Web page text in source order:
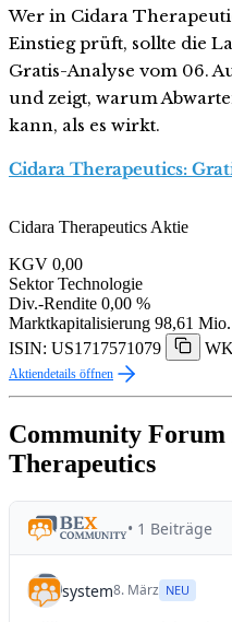
Wer in Cidara
Einstieg prüft, sollte die
Gratis-Analyse vom 06.
und zeigt, warum
kann, als es wirkt.
Cidara Therapeutics:
Cidara Therapeutics Aktie
KGV 0,00
Sektor Technologie
Div.-Rendite 0,00 %
Marktkapitalisierung 98,61
ISIN: US1717571079
Aktiendetails öffnen
Community Forum
Therapeutics